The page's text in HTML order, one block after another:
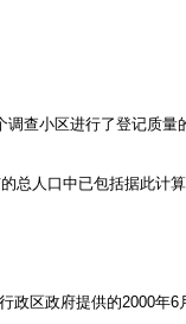
查小区进行了登记质量
总人口中已包括据此计
区政府提供的2000年6